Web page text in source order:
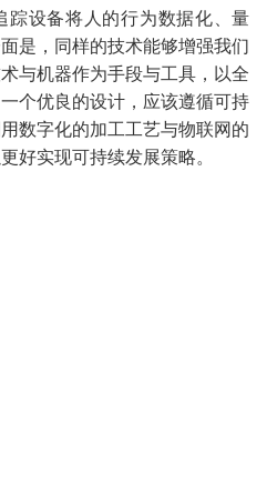
踪设备将人的行为数据化、量
是，同样的技术能够增强我们
与机器作为手段与工具，以全
个优良的设计，应该遵循可持
数字化的加工工艺与物联网的
好实现可持续发展策略。